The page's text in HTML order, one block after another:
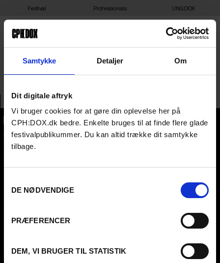
Samtykke Detaljer Om
Dit digitale aftryk
Vi bruger cookies for at gøre din oplevelse her på
CPH:DOX.dk bedre. Enkelte bruges til at finde flere glade
festivalpublikummer. Du kan altid trække dit samtykke
tilbage.
DE NØDVENDIGE
PRÆFERENCER
DEM, VI BRUGER TIL STATISTIK
Festival Professionals UNG:DOX
APOLLO
CPH:DOX
Flæsketorvet 60, 3s
1711Copenhagen V
FESTIVAL 2026 DA
Archive
Press info
Code of Conduct
PROFESSIONALS
SCHEDULE CPH:INDUSTRY
FAQ Industry
CPH:INDUSTRY newsletter